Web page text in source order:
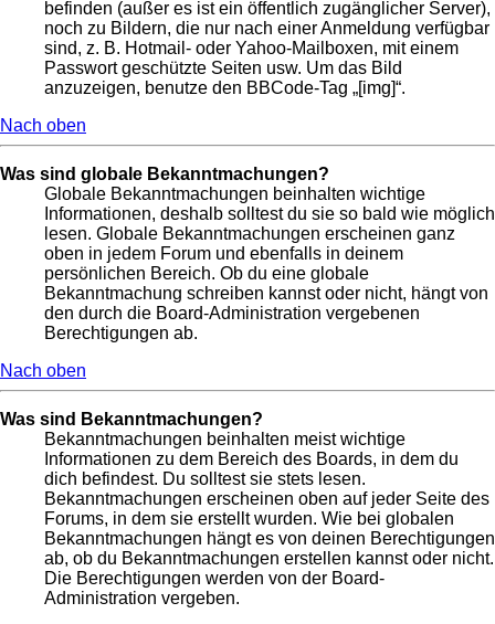
befinden (außer es ist ein öffentlich zugänglicher Server),
noch zu Bildern, die nur nach einer Anmeldung verfügbar
sind, z. B. Hotmail- oder Yahoo-Mailboxen, mit einem
Passwort geschützte Seiten usw. Um das Bild
anzuzeigen, benutze den BBCode-Tag „[img]“.
Nach oben
Was sind globale Bekanntmachungen?
Globale Bekanntmachungen beinhalten wichtige
Informationen, deshalb solltest du sie so bald wie möglich
lesen. Globale Bekanntmachungen erscheinen ganz
oben in jedem Forum und ebenfalls in deinem
persönlichen Bereich. Ob du eine globale
Bekanntmachung schreiben kannst oder nicht, hängt von
den durch die Board-Administration vergebenen
Berechtigungen ab.
Nach oben
Was sind Bekanntmachungen?
Bekanntmachungen beinhalten meist wichtige
Informationen zu dem Bereich des Boards, in dem du
dich befindest. Du solltest sie stets lesen.
Bekanntmachungen erscheinen oben auf jeder Seite des
Forums, in dem sie erstellt wurden. Wie bei globalen
Bekanntmachungen hängt es von deinen Berechtigungen
ab, ob du Bekanntmachungen erstellen kannst oder nicht.
Die Berechtigungen werden von der Board-
Administration vergeben.